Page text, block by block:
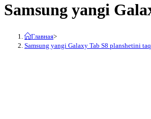
сайту
сайте
Samsung yangi
Главная>
Samsung yangi Galaxy Tab S8 planshetini